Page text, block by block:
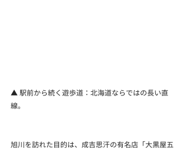
▲ 駅前から続く遊歩道：北海道ならではの長い直
線。
旭川を訪れた目的は、成吉思汗の有名店「大黒屋五